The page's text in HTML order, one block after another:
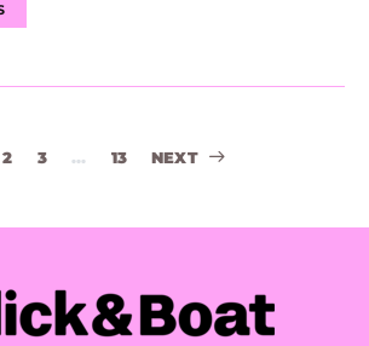
Navigation
2 3 … 13 NEXT